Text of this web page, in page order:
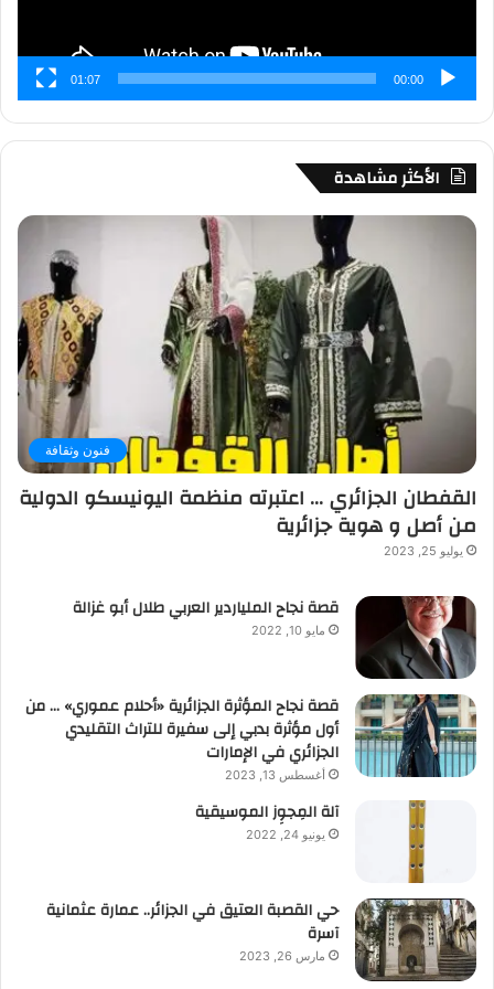
00:00
01:07
الأكثر مشاهدة
فنون وثقافة
القفطان الجزائري … اعتبرته منظمة اليونيسكو الدولية
من أصل و هوية جزائرية
يوليو 25, 2023
قصة نجاح الملياردير العربي طلال أبو غزالة
مايو 10, 2022
قصة نجاح المؤثرة الجزائرية «أحلام عموري» … من
أول مؤثرة بدبي إلى سفيرة للتراث التقليدي
الجزائري في الإمارات
أغسطس 13, 2023
آلة المِجوِز الموسيقية‎‎
يونيو 24, 2022
حي القصبة العتيق في الجزائر.. عمارة عثمانية
آسرة
مارس 26, 2023